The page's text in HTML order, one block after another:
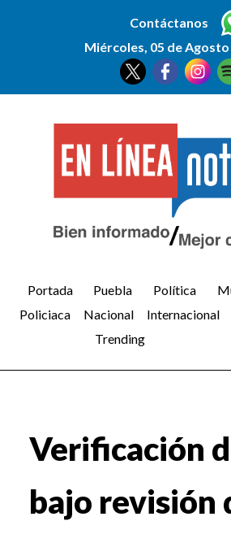
Contáctanos
Miércoles, 05 de Agosto
Portada Puebla Política
Policiaca
Nacional Internacional
Trending
Verificación
bajo revisión